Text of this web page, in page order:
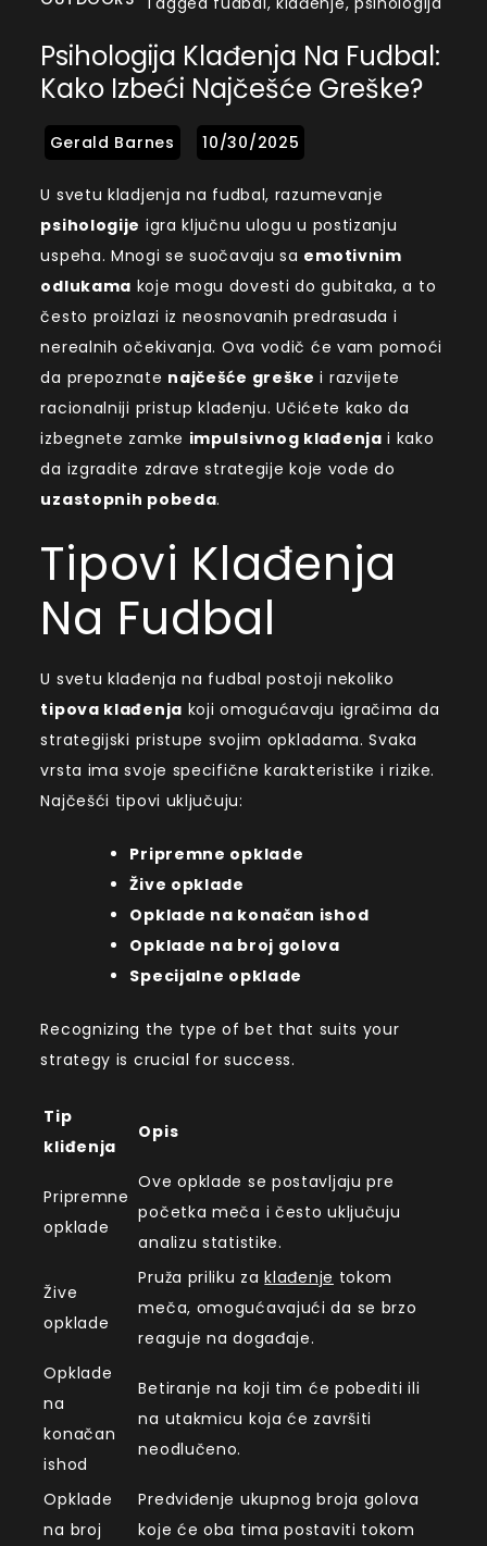
Psihologija Klađenja Na Fudbal:
Kako Izbeći Najčešće Greške?
U svetu kladjenja na fudbal, razumevanje
psihologije igra ključnu ulogu u postizanju
uspeha. Mnogi se suočavaju sa emotivnim
odlukama koje mogu dovesti do gubitaka, a to
često proizlazi iz neosnovanih predrasuda i
nerealnih očekivanja. Ova vodič će vam pomoći
da prepoznate najčešće greške i razvijete
racionalniji pristup klađenju. Učićete kako da
izbegnete zamke impulsivnog klađenja i kako
da izgradite zdrave strategije koje vode do
uzastopnih pobeda.
Tipovi Klađenja
Na Fudbal
U svetu klađenja na fudbal postoji nekoliko
tipova klađenja koji omogućavaju igračima da
strategijski pristupe svojim opkladama. Svaka
vrsta ima svoje specifične karakteristike i rizike.
Najčešći tipovi uključuju:
Pripremne opklade
Žive opklade
Opklade na konačan ishod
Opklade na broj golova
Specijalne opklade
Recognizing the type of bet that suits your
strategy is crucial for success.
Tip
kliđenja
Opis
Pripremne
opklade
Ove opklade se postavljaju pre
početka meča i često uključuju
analizu statistike.
Žive
opklade
Pruža priliku zaklađenje tokom
meča, omogućavajući da se brzo
reaguje na događaje.
Opklade
na
konačan
ishod
Betiranje na koji tim će pobediti ili
na utakmicu koja će završiti
neodlučeno.
Opklade
na broj
Predviđenje ukupnog broja golova
koje će oba tima postaviti tokom